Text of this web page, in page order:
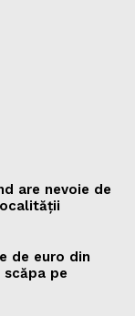
are nevoie de
de euro din
pe